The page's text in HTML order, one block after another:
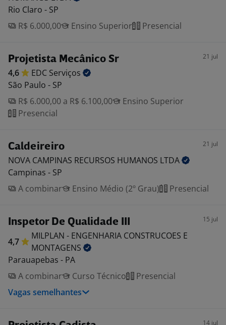
Rio Claro - SP
R$ 6.000,00
Ensino Superior Presencial
Projetista Mecânico Sr 21 jul
4,6 EDC Serviços
São Paulo - SP
R$ 6.000,00 a R$ 6.100,00
Ensino Superior
Presencial
Caldeireiro 21 jul
NOVA CAMPINAS RECURSOS HUMANOS LTDA
Campinas - SP
A combinar
Ensino Médio (2º Grau) Presencial
Inspetor De Qualidade III 15 jul
4,7
MILPLAN - ENGENHARIA CONSTRUCOES E
MONTAGENS
Parauapebas - PA
A combinar
Curso Técnico
Presencial
Vagas semelhantes
14 jul